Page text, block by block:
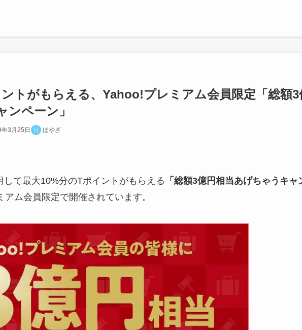
トがもらえる、Yahoo!プレミアム会員限定「総額3
ンペーン」
3月25日 ほやざ
て最大10%分のTポイントがもらえる 「総額3億円相当あげちゃうキャ
アム会員限定で開催されています。